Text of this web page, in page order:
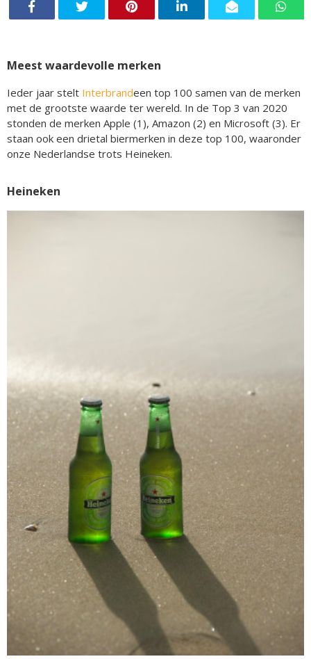
Meest waardevolle merken
Ieder jaar stelt Interbrandeen top 100 samen van de merken
met de grootste waarde ter wereld. In de Top 3 van 2020
stonden de merken Apple (1), Amazon (2) en Microsoft (3). Er
staan ook een drietal biermerken in deze top 100, waaronder
onze Nederlandse trots Heineken.
Heineken